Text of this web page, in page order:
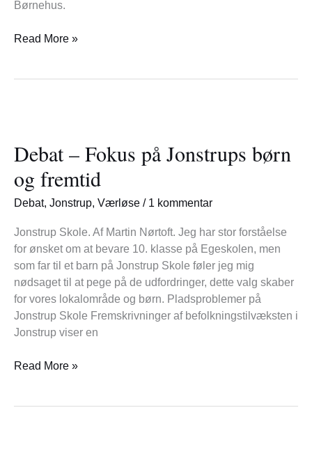
Børnehus.
Read More »
Debat – Fokus på Jonstrups børn
og fremtid
Debat, Jonstrup, Værløse / 1 kommentar
Jonstrup Skole. Af Martin Nørtoft. Jeg har stor forståelse
for ønsket om at bevare 10. klasse på Egeskolen, men
som far til et barn på Jonstrup Skole føler jeg mig
nødsaget til at pege på de udfordringer, dette valg skaber
for vores lokalområde og børn. Pladsproblemer på
Jonstrup Skole Fremskrivninger af befolkningstilvæksten i
Jonstrup viser en
Fokus
på
Jonstrups
børn
fremtid
Read More »